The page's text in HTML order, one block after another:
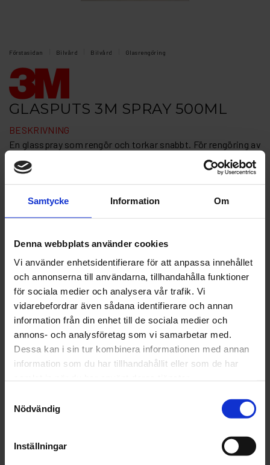
Samtycke Information Om
Denna webbplats använder cookies
Vi använder enhetsidentifierare för att anpassa innehållet
och annonserna till användarna, tillhandahålla funktioner
för sociala medier och analysera vår trafik. Vi
vidarebefordrar även sådana identifierare och annan
information från din enhet till de sociala medier och
annons- och analysföretag som vi samarbetar med.
Dessa kan i sin tur kombinera informationen med annan
information som du har tillhandahållit eller som de har
Nödvändig
Inställningar
Förstasidan Bilvård Bilvård Glasrengöring
GLASPUTS 3M SPRAY 500ML
BESKRIVNING
En glasspray som rengör och torkar snabbt. För rengöring av
glasru­tor och speglar. Går även att använda vid rengöring av
inrednings­detaljer. Lämnar inga ränder, rinner inte och gör
ingen åverkan på lack.
Inkl. moms:
Lägg i varukorgen
Fri frakt över 1500kr
Leverans inom 1-5 dagar
Beskrivning
Fråga om produkt
Recensioner